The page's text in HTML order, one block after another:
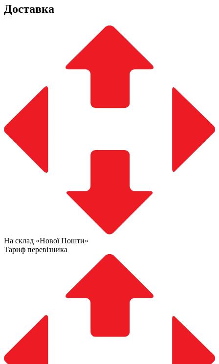
Доставка
На склад «Нової Пошти»
Тариф перевізника